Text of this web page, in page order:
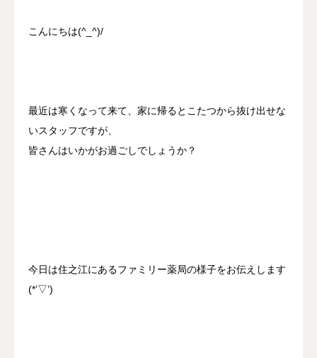
こんにちは(^_^)/
最近は寒くなって来て、家に帰るとこたつから抜け出せな
いスタッフですが、
皆さんはいかがお過ごしでしょうか？
今日は住之江にあるファミリー薬局の様子をお伝えします
(*’▽’)